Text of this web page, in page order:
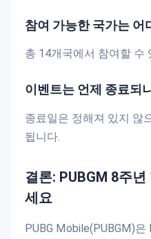
참여 가능한 국가는 어
총 14개국에서 참여할 수
이벤트는 언제 종료되
종료일은 정해져 있지 않
됩니다.
결론: PUBGM 8주
세요
PUBG Mobile(PUBGM)